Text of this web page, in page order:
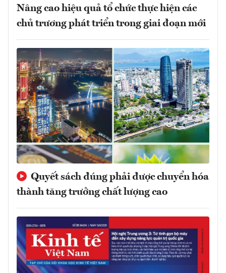
Nâng cao hiệu quả tổ chức thực hiện các
chủ trương phát triển trong giai đoạn mới
Quyết sách đúng phải được chuyển hóa
thành tăng trưởng chất lượng cao